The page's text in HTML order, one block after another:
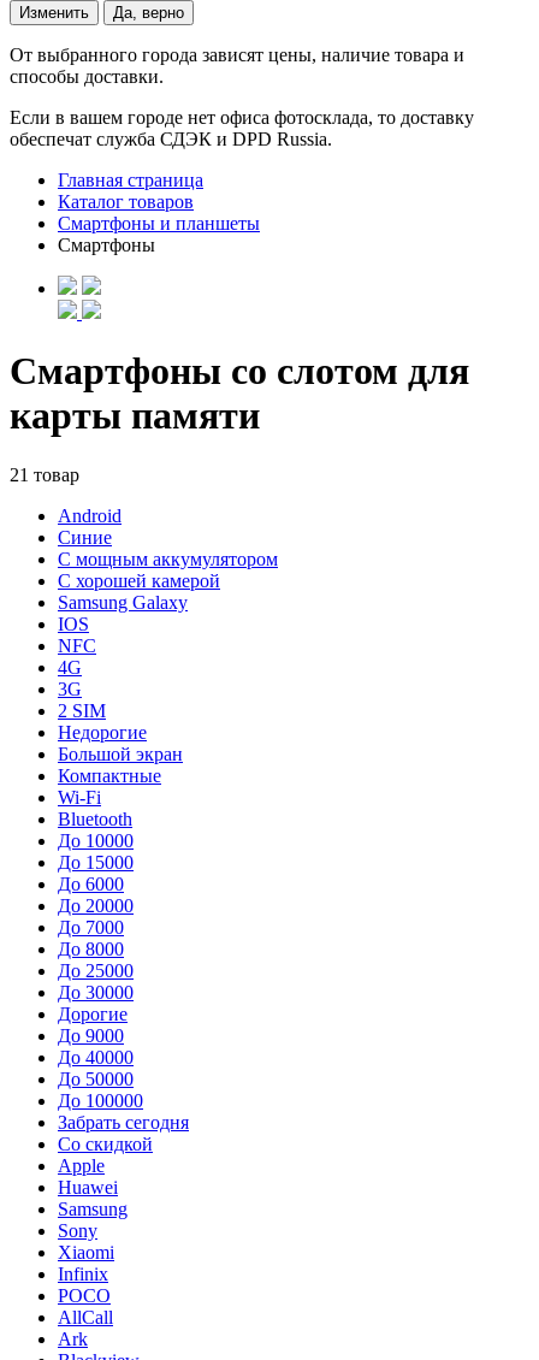
Изменить Да, верно
От выбранного города зависят цены, наличие товара и
способы доставки.
Если в вашем городе нет офиса фотосклада, то доставку
обеспечат служба СДЭК и DPD Russia.
Главная страница
Каталог товаров
Смартфоны и планшеты
Смартфоны
Смартфоны со слотом для
карты памяти
21 товар
Android
Синие
С мощным аккумулятором
С хорошей камерой
Samsung Galaxy
IOS
NFC
4G
3G
2 SIM
Недорогие
Большой экран
Компактные
Wi-Fi
Bluetooth
До 10000
До 15000
До 6000
До 20000
До 7000
До 8000
До 25000
До 30000
Дорогие
До 9000
До 40000
До 50000
До 100000
Забрать сегодня
Со скидкой
Apple
Huawei
Samsung
Sony
Xiaomi
Infinix
POCO
AllCall
Ark